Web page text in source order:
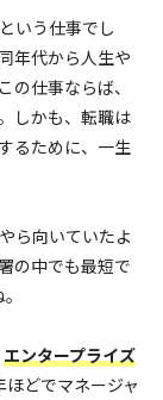
いう仕事でし
年代から人生や
仕事ならば、
しかも、転職は
るために、一生
ら向いていたよ
の中でも最短で
エンタープライズ
ほどでマネージャ